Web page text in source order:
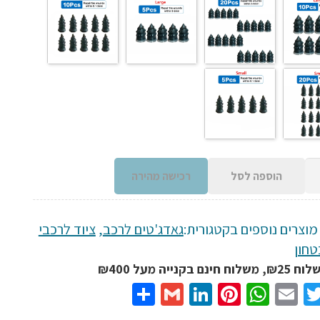
הוספה לסל רכישה מהירה
נוספים בקטגורית:גאדג'טים לרכב,ציוד לרכבי
מעל ₪400
Twitter
Email
WhatsApp
Pinterest
LinkedIn
Gmail